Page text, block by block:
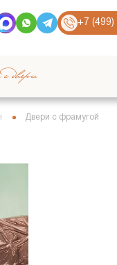
+7
двери
Двери с фрамугой